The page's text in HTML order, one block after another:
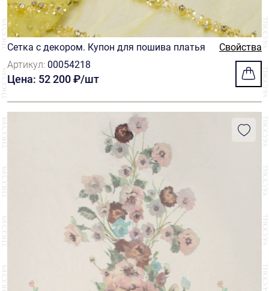
Сетка с декором. Купон для пошива платья
Свойства
Артикул: 00054218
Цена: 52 200 ₽/шт